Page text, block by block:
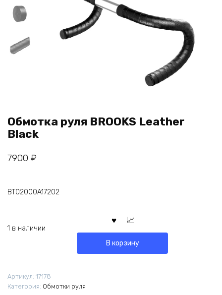
Обмотка руля BROOKS Leather
Black
7900 ₽
BT02000A17202
1 в наличии
В корзину
Артикул: 17178
Категория: Обмотки руля